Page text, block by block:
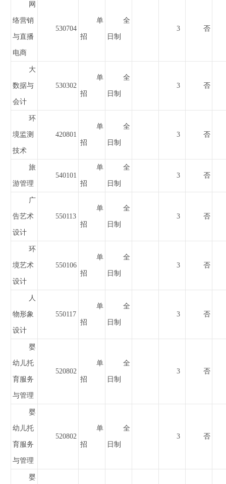
网
络营销
与直播
电商
530704
单
招
全
日制
3 否
大
数据与
会计
530302
单
招
全
日制
3 否
环
境监测
技术
420801
单
招
全
日制
3 否
旅
游管理
540101
单
招
全
日制
3 否
广
告艺术
设计
550113
单
招
全
日制
3 否
环
境艺术
设计
550106
单
招
全
日制
3 否
人
物形象
设计
550117
单
招
全
日制
3 否
婴
幼儿托
育服务
与管理
520802
单
招
全
日制
3 否
婴
幼儿托
育服务
与管理
520802
单
招
全
日制
3 否
婴